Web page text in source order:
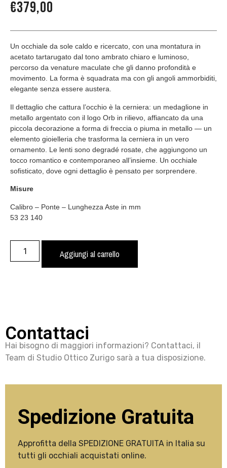
€379,00
Un occhiale da sole caldo e ricercato, con una montatura in
acetato tartarugato dal tono ambrato chiaro e luminoso,
percorso da venature maculate che gli danno profondità e
movimento. La forma è squadrata ma con gli angoli ammorbiditi,
elegante senza essere austera.
Il dettaglio che cattura l’occhio è la cerniera: un medaglione in
metallo argentato con il logo Orb in rilievo, affiancato da una
piccola decorazione a forma di freccia o piuma in metallo — un
elemento gioielleria che trasforma la cerniera in un vero
ornamento. Le lenti sono degradé rosate, che aggiungono un
tocco romantico e contemporaneo all’insieme. Un occhiale
sofisticato, dove ogni dettaglio è pensato per sorprendere.
Misure
Calibro – Ponte – Lunghezza Aste in mm
53 23 140
Aggiungi al carrello
Contattaci
Hai bisogno di maggiori informazioni? Contattaci, il
Team di Studio Ottico Zurigo sarà a tua disposizione.
Spedizione Gratuita
Approfitta della SPEDIZIONE GRATUITA in Italia su
tutti gli occhiali acquistati online.